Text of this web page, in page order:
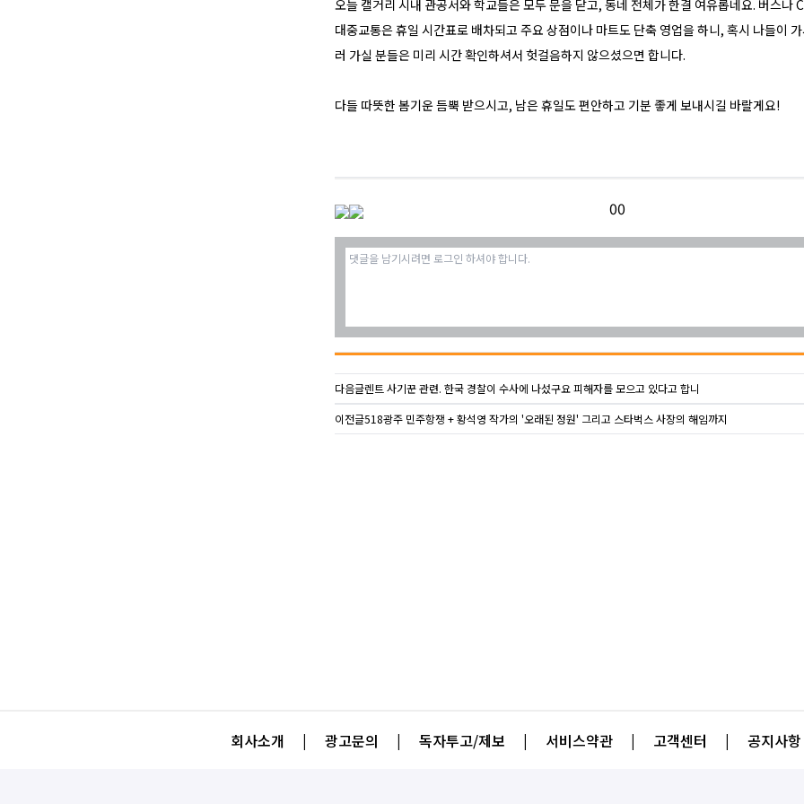
오늘 캘거리 시내 관공서와 학교들은 모두 문을 닫고, 동네 전체가 한결 여유롭네요. 버스나
대중교통은 휴일 시간표로 배차되고 주요 상점이나 마트도 단축 영업을 하니, 혹시 나들이
러 가실 분들은 미리 시간 확인하셔서 헛걸음하지 않으셨으면 합니다.
다들 따뜻한 봄기운 듬뿍 받으시고, 남은 휴일도 편안하고 기분 좋게 보내시길 바랄게요!
00
다음글렌트 사기꾼 관련. 한국 경찰이 수사에 나섰구요 피해자를 모으고 있다고 합니
이전글518광주 민주항쟁 + 황석영 작가의 '오래된 정원' 그리고 스타벅스 사장의 해임까지
회사소개 | 광고문의 | 독자투고/제보 | 서비스약관 | 고객센터 | 공지사항